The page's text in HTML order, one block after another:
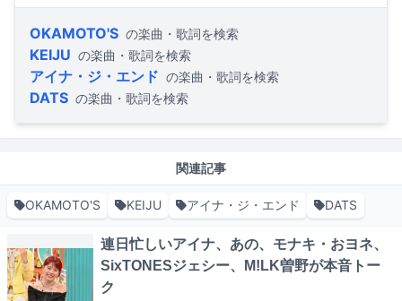
OKAMOTO'S の楽曲・歌詞を検索
KEIJU の楽曲・歌詞を検索
アイナ・ジ・エンド の楽曲・歌詞を検索
DATS の楽曲・歌詞を検索
関連記事
OKAMOTO'S KEIJU アイナ・ジ・エンド DATS
連日忙しいアイナ、あの、モナキ・おヨネ、
SixTONESジェシー、M!LK曽野が本音トー
ク